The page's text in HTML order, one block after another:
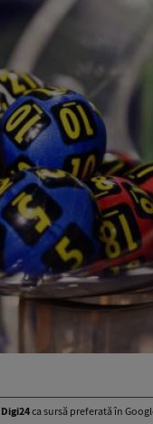
Digi24ca sursă preferată în